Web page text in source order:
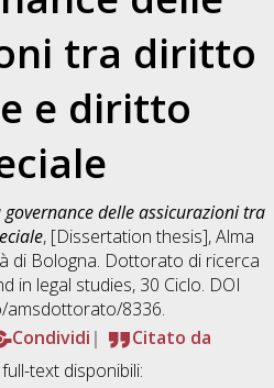
tra diritto
e diritto
governance delle assicurazioni tra
, [Dissertation thesis], Alma
di Bologna. Dottorato di ricerca
in legal studies, 30 Ciclo. DOI
amsdottorato/8336.
Condividi
Citato da
text disponibili: